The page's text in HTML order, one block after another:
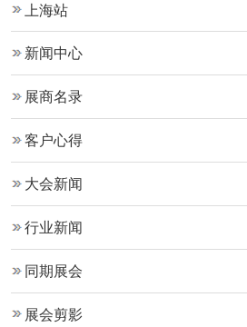
上海站
新闻中心
展商名录
客户心得
大会新闻
行业新闻
同期展会
展会剪影